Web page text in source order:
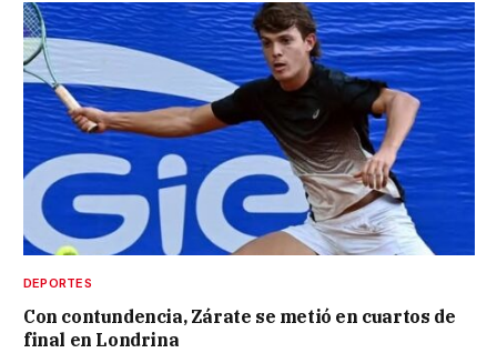
DEPORTES
Con contundencia, Zárate se metió en cuartos de
final en Londrina